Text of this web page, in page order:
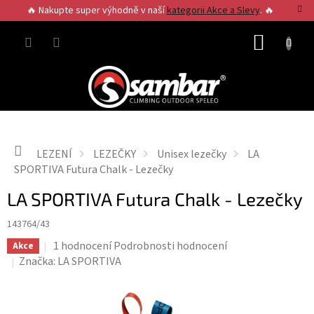
na
obsah
🔥 Nakupte super výhodně v našíkategorii Akce a Slevy. 🔥
Domů
LEZENÍ LEZEČKY Unisex lezečky
LA
SPORTIVA Futura Chalk - Lezečky
LA SPORTIVA Futura Chalk - Lezečky
143764/43
Akce
Průměrné
hodnocení
1 hodnocení Podrobnosti hodnocení
Značka: LA SPORTIVA